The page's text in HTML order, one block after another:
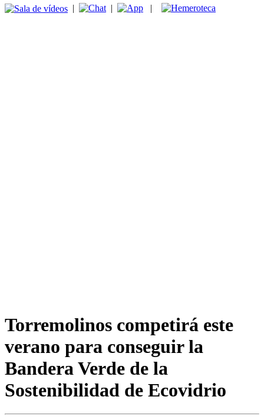
| | |
Torremolinos competirá este
verano para conseguir la
Bandera Verde de la
Sostenibilidad de Ecovidrio